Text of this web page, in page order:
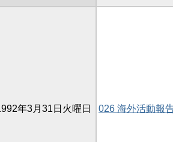
年3月31日火曜日 026 海外活動報